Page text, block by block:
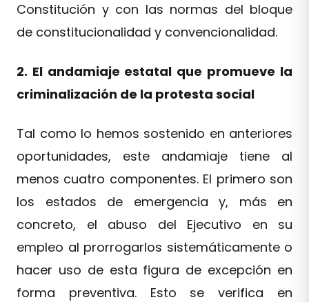
Constitución y con las normas del bloque
de constitucionalidad y convencionalidad.
2. El andamiaje estatal que promueve la
criminalización de la protesta social
Tal como lo hemos sostenido en anteriores
oportunidades, este andamiaje tiene al
menos cuatro componentes. El primero son
los estados de emergencia y, más en
concreto, el abuso del Ejecutivo en su
empleo al prorrogarlos sistemáticamente o
hacer uso de esta figura de excepción en
forma preventiva. Esto se verifica en